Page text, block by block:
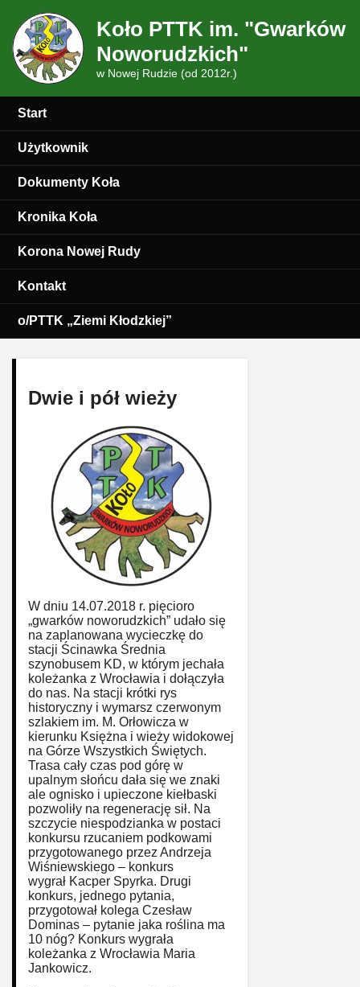
Koło PTTK im. "Gwarków
Noworudzkich"
w Nowej Rudzie (od 2012r.)
Start
Użytkownik
Dokumenty Koła
Kronika Koła
Korona Nowej Rudy
Kontakt
o/PTTK „Ziemi Kłodzkiej”
Dwie i pół wieży
W dniu 14.07.2018 r. pięcioro
„gwarków noworudzkich” udało się
na zaplanowana wycieczkę do
stacji Ścinawka Średnia
szynobusem KD, w którym jechała
koleżanka z Wrocławia i dołączyła
do nas. Na stacji krótki rys
historyczny i wymarsz czerwonym
szlakiem im. M. Orłowicza w
kierunku Księżna i wieży widokowej
na Górze Wszystkich Świętych.
Trasa cały czas pod górę w
upalnym słońcu dała się we znaki
ale ognisko i upieczone kiełbaski
pozwoliły na regenerację sił. Na
szczycie niespodzianka w postaci
konkursu rzucaniem podkowami
przygotowanego przez Andrzeja
Wiśniewskiego – konkurs
wygrał Kacper Spyrka. Drugi
konkurs, jednego pytania,
przygotował kolega Czesław
Dominas – pytanie jaka roślina ma
10 nóg? Konkurs wygrała
koleżanka z Wrocławia Maria
Jankowicz.